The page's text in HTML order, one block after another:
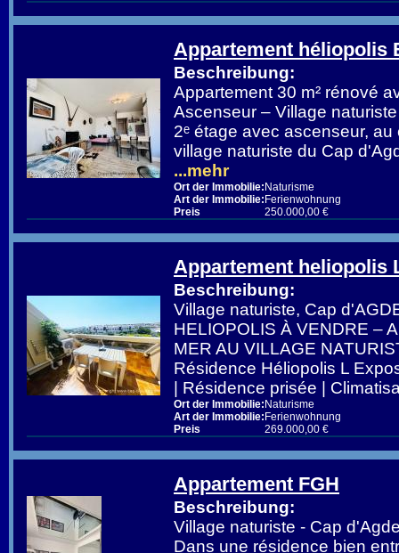
Appartement héliopolis
Beschreibung:
Appartement 30 m² rénové
Ascenseur – Village
2ᵉ étage avec ascenseur,
village naturiste du Cap
...mehr
Ort der Immobilie: Naturisme
Art der Immobilie: Ferienwohnung
Preis
250.000,00 €
Appartement heliopolis
Beschreibung:
Village naturiste, Cap
HELIOPOLIS À VENDRE –
MER AU VILLAGE
Résidence Héliopolis L
| Résidence prisée |
Ort der Immobilie: Naturisme
Art der Immobilie: Ferienwohnung
Preis
269.000,00 €
Appartement FGH
Beschreibung:
Village naturiste - Cap
Dans une résidence bien